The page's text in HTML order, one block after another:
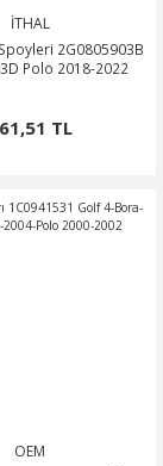
İTHAL
2G0805903B
Polo 2018-2022
TL
OEM